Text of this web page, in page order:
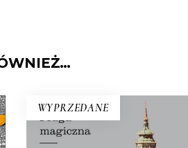
WYPRZEDANE